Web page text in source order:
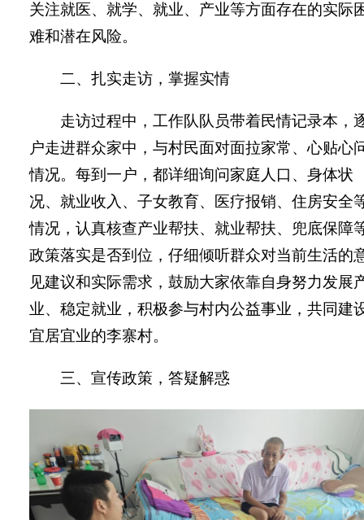
关注就医、就学、就业、产业等方面存在的实际
难和潜在风险。
二、扎实走访，掌握实情
走访过程中，工作队队员带着民情记录本，
户走进群众家中，与村民面对面拉家常、心贴心
情况。每到一户，都详细询问家庭人口、身体状
况、就业收入、子女教育、医疗报销、住房安全
情况，认真核查产业帮扶、就业帮扶、兜底保障
政策落实是否到位，仔细倾听群众对当前生活的
见建议和实际需求，鼓励大家依靠自身努力发展
业、稳定就业，积极参与村内公益事业，共同建
宜居宜业的李寨村。
三、宣传政策，答疑解惑